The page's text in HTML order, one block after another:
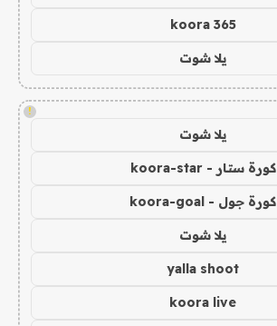
koora 365
يلا شوت
!
يلا شوت
كورة ستار - koora-star
كورة جول - koora-goal
يلا شوت
yalla shoot
koora live